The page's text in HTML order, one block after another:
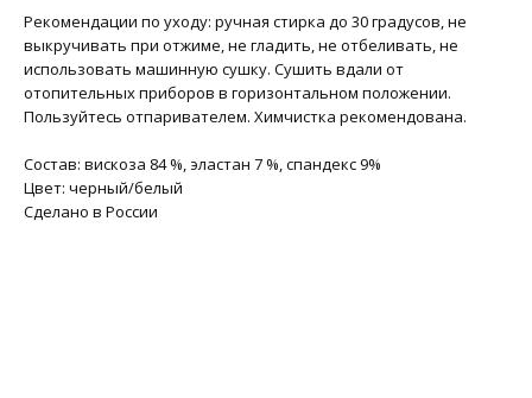
Рекомендации по уходу: ручная стирка до 30 градусов, не
выкручивать при отжиме, не гладить, не отбеливать, не
использовать машинную сушку. Сушить вдали от
отопительных приборов в горизонтальном положении.
Пользуйтесь отпаривателем. Химчистка рекомендована.
Состав: вискоза 84 %, эластан 7 %, спандекс 9%
Цвет: черный/белый
Сделано в России